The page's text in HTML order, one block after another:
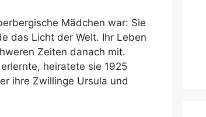
Mädchen war: Sie
das Licht der Welt. Ihr Leben
Zeiten danach mit.
heiratete sie 1925
ihre Zwillinge Ursula und